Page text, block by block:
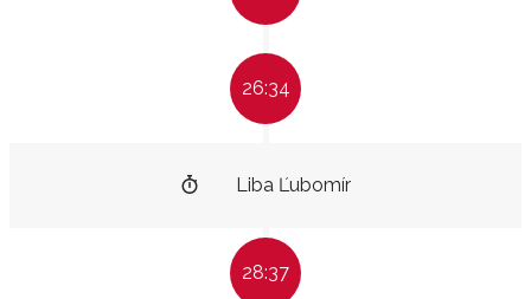
26:34
Liba Ľubomír
28:37